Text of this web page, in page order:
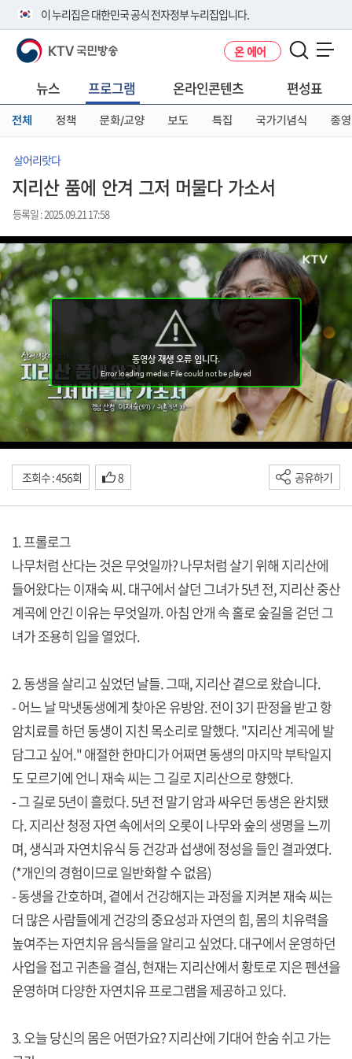
이 누리집은 대한민국 공식 전자정부 누리집입니다.
공식 누리집 주소 확인하기
니다.
이밖에 or.kr 또는 .kr등 다른 도메인 주소를 사용하고 있다면 아래 URL에
서 도메인 주소를 확인해 보세요
KTV 국민방송 온 에어
뉴스 프로그램 온라인콘텐츠 편성표
전체 정책 문화/교양 보도 특집 국가기념식 종영
살어리랏다
지리산 품에 안겨 그저 머물다 가소서
등록일 : 2025.09.21 17:58
조회수 : 456회 8 공유하기
1. 프롤로그
나무처럼 산다는 것은 무엇일까? 나무처럼 살기 위해 지리산에
들어왔다는 이재숙 씨. 대구에서 살던 그녀가 5년 전, 지리산 중산
계곡에 안긴 이유는 무엇일까. 아침 안개 속 홀로 숲길을 걷던 그
녀가 조용히 입을 열었다.
2. 동생을 살리고 싶었던 날들. 그때, 지리산 곁으로 왔습니다.
- 어느 날 막냇동생에게 찾아온 유방암. 전이 3기 판정을 받고 항
암치료를 하던 동생이 지친 목소리로 말했다. "지리산 계곡에 발
담그고 싶어." 애절한 한마디가 어쩌면 동생의 마지막 부탁일지
도 모르기에 언니 재숙 씨는 그 길로 지리산으로 향했다.
- 그 길로 5년이 흘렀다. 5년 전 말기 암과 싸우던 동생은 완치됐
다. 지리산 청정 자연 속에서의 오롯이 나무와 숲의 생명을 느끼
며, 생식과 자연치유식 등 건강과 섭생에 정성을 들인 결과였다.
(*개인의 경험이므로 일반화할 수 없음)
- 동생을 간호하며, 곁에서 건강해지는 과정을 지켜본 재숙 씨는
더 많은 사람들에게 건강의 중요성과 자연의 힘, 몸의 치유력을
높여주는 자연치유 음식들을 알리고 싶었다. 대구에서 운영하던
사업을 접고 귀촌을 결심, 현재는 지리산에서 황토로 지은 펜션을
운영하며 다양한 자연치유 프로그램을 제공하고 있다.
3. 오늘 당신의 몸은 어떤가요? 지리산에 기대어 한숨 쉬고 가는